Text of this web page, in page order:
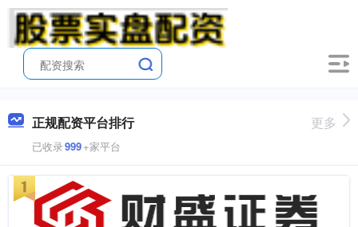
正规配资平台排行
已收录999+家平台
更多